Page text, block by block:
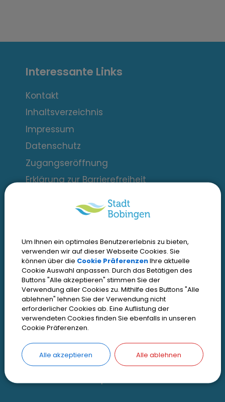
I
n
t
e
r
e
s
n
t
e
L
i
n
k
s
Interessante Links
Kontakt
Inhaltsverzeichnis
Impressum
Datenschutz
Zugangseröffnung
Erklärung zur Barrierefreiheit
Cookie Einstellungen
Öffnungszeiten
Montag bis Freitag*
von 7:30 bis 12:00 Uhr
Dienstag und Donnerstag*
von 14:00 bis 17:00 Uhr
* Im Bürgerserviceamt ist eine
Vorsprache nur
mit Terminmöglich.
Am Dienstag können Sie zusätzlich
Um Ihnen ein optimales Benutzererlebnis zu bieten,
verwenden wir auf dieser Webseite Cookies. Sie
können über die Cookie PräferenzenIhre aktuelle
Cookie Auswahl anpassen. Durch das Betätigen des
Buttons "Alle akzeptieren" stimmen Sie der
Verwendung aller Cookies zu. Mithilfe des Buttons "Alle
ablehnen" lehnen Sie der Verwendung nicht
erforderlicher Cookies ab. Eine Auflistung der
verwendeten Cookies finden Sie ebenfalls in unseren
Cookie Präferenzen.
Alle akzeptieren Alle ablehnen